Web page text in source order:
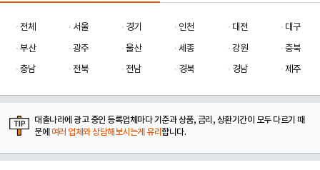
전체 서울 경기 인천 대전
대구
부산
광주 울산 세종 강원
충북
충남
전북 전남 경북 경남 제주
대출나라에 광고 중인 등록업체마다 기준과 상품, 금리, 상환기간이 모두 다르기 때
문에 여러 업체와 상담해보시는게 유리합니다.